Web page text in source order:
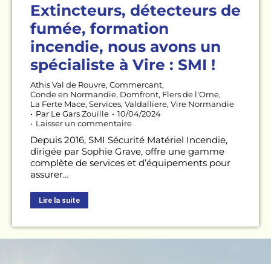
Extincteurs, détecteurs de
fumée, formation
incendie, nous avons un
spécialiste à Vire : SMI !
Athis Val de Rouvre, Commercant,
Conde en Normandie, Domfront, Flers de l'Orne,
La Ferte Mace, Services, Valdalliere, Vire Normandie
Par Le Gars Zouille
10/04/2024
Laisser un commentaire
Depuis 2016, SMI Sécurité Matériel Incendie,
dirigée par Sophie Grave, offre une gamme
complète de services et d’équipements pour
assurer…
Lire la suite